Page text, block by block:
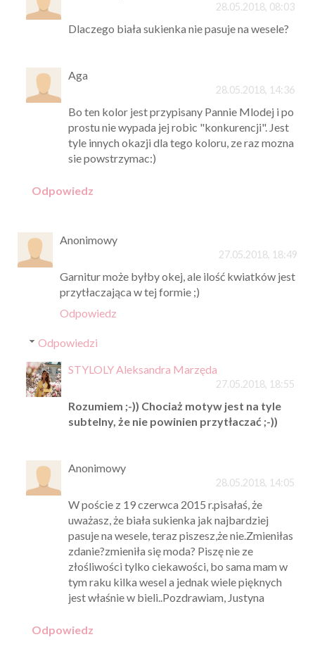
28.05.2018, 08:03
Dlaczego biała sukienka nie pasuje na wesele?
Aga
28.05.2018, 14:36
Bo ten kolor jest przypisany Pannie Mlodej i po
prostu nie wypada jej robic "konkurencji". Jest
tyle innych okazji dla tego koloru, ze raz mozna
sie powstrzymac:)
Odpowiedz
Anonimowy
27.05.2018, 18:49
Garnitur może byłby okej, ale ilość kwiatków jest
przytłaczająca w tej formie ;)
Odpowiedz
Odpowiedzi
STYLOLY Aleksandra Marzęda
27.05.2018, 18:55
Rozumiem ;-)) Chociaż motyw jest na tyle
subtelny, że nie powinien przytłaczać ;-))
Anonimowy
28.05.2018, 14:05
W poście z 19 czerwca 2015 r.pisałaś, że
uważasz, że biała sukienka jak najbardziej
pasuje na wesele, teraz piszesz,że nie.Zmieniłas
zdanie?zmieniła się moda? Piszę nie ze
złośliwości tylko ciekawości, bo sama mam w
tym raku kilka wesel a jednak wiele pięknych
jest właśnie w bieli..Pozdrawiam, Justyna
Odpowiedz